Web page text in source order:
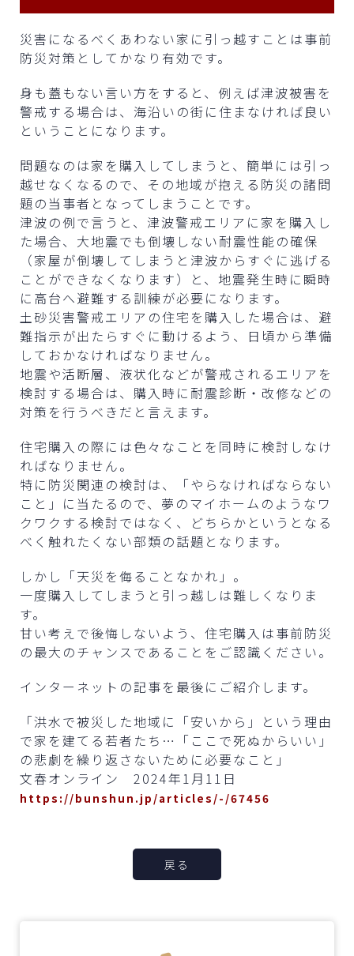
災害になるべくあわない家に引っ越すことは事前
防災対策としてかなり有効です。
身も蓋もない言い方をすると、例えば津波被害を
警戒する場合は、海沿いの街に住まなければ良い
ということになります。
問題なのは家を購入してしまうと、簡単には引っ
越せなくなるので、その地域が抱える防災の諸問
題の当事者となってしまうことです。
津波の例で言うと、津波警戒エリアに家を購入し
た場合、大地震でも倒壊しない耐震性能の確保
（家屋が倒壊してしまうと津波からすぐに逃げる
ことができなくなります）と、地震発生時に瞬時
に高台へ避難する訓練が必要になります。
土砂災害警戒エリアの住宅を購入した場合は、避
難指示が出たらすぐに動けるよう、日頃から準備
しておかなければなりません。
地震や活断層、液状化などが警戒されるエリアを
検討する場合は、購入時に耐震診断・改修などの
対策を行うべきだと言えます。
住宅購入の際には色々なことを同時に検討しなけ
ればなりません。
特に防災関連の検討は、「やらなければならない
こと」に当たるので、夢のマイホームのようなワ
クワクする検討ではなく、どちらかというとなる
べく触れたくない部類の話題となります。
しかし「天災を侮ることなかれ」。
一度購入してしまうと引っ越しは難しくなりま
す。
甘い考えで後悔しないよう、住宅購入は事前防災
の最大のチャンスであることをご認識ください。
インターネットの記事を最後にご紹介します。
「洪水で被災した地域に「安いから」という理由
で家を建てる若者たち…「ここで死ぬからいい」
の悲劇を繰り返さないために必要なこと」
文春オンライン 2024年1月11日
https://bunshun.jp/articles/-/67456
戻る